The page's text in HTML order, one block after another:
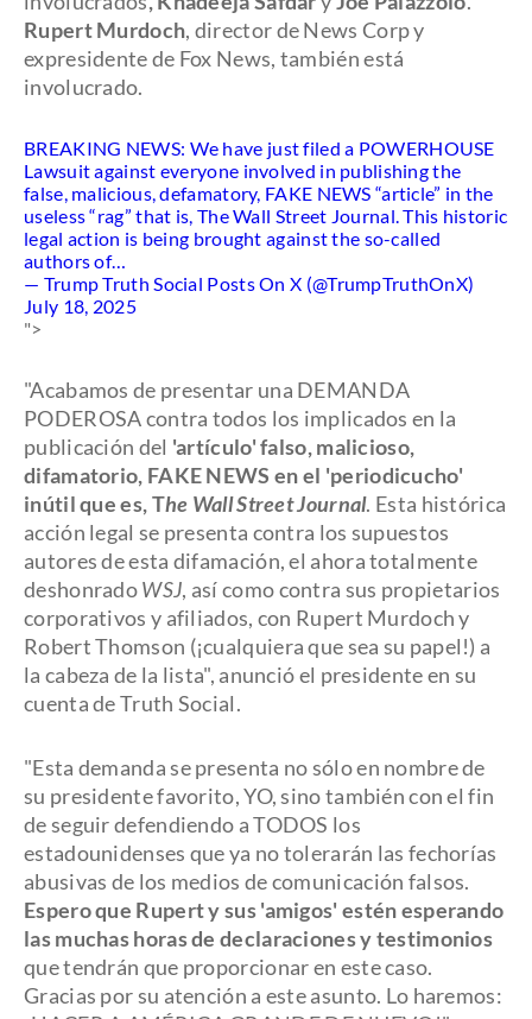
Rupert Murdoch, director de News Corp y
expresidente de Fox News, también está
involucrado.
BREAKING NEWS: We have just filed a POWERHOUSE
Lawsuit against everyone involved in publishing the
false, malicious, defamatory, FAKE NEWS “article” in the
useless “rag” that is, The Wall Street Journal. This historic
legal action is being brought against the so-called
authors of…
— Trump Truth Social Posts On X (@TrumpTruthOnX)
July 18, 2025
">
"Acabamos de presentar una DEMANDA
PODEROSA contra todos los implicados en la
publicación del 'artículo' falso, malicioso,
difamatorio, FAKE NEWS en el 'periodicucho'
inútil que es, The Wall Street Journal. Esta histórica
acción legal se presenta contra los supuestos
autores de esta difamación, el ahora totalmente
deshonradoWSJ, así como contra sus propietarios
corporativos y afiliados, con Rupert Murdoch y
Robert Thomson (¡cualquiera que sea su papel!) a
la cabeza de la lista", anunció el presidente en su
cuenta de Truth Social.
"Esta demanda se presenta no sólo en nombre de
su presidente favorito, YO, sino también con el fin
de seguir defendiendo a TODOS los
estadounidenses que ya no tolerarán las fechorías
abusivas de los medios de comunicación falsos.
Espero que Rupert y sus 'amigos' estén esperando
las muchas horas de declaraciones y testimonios
que tendrán que proporcionar en este caso.
Gracias por su atención a este asunto. Lo haremos: